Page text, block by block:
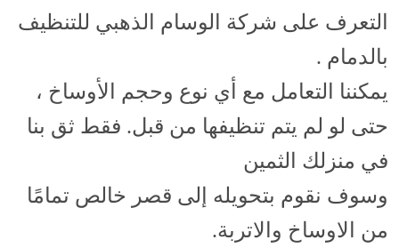
التعرف على شركة الوسام الذهبي للتنظيف
بالدمام .
يمكننا التعامل مع أي نوع وحجم الأوساخ ،
حتى لو لم يتم تنظيفها من قبل. فقط ثق بنا
في منزلك الثمين
وسوف نقوم بتحويله إلى قصر خالص تمامًا
من الاوساخ والاتربة.